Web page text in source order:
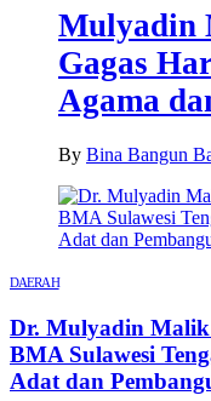
Mulyadin
Gagas
Agama
By Bina Bangun
DAERAH
Dr. Mulyadin Malik
BMA Sulawesi
Adat dan